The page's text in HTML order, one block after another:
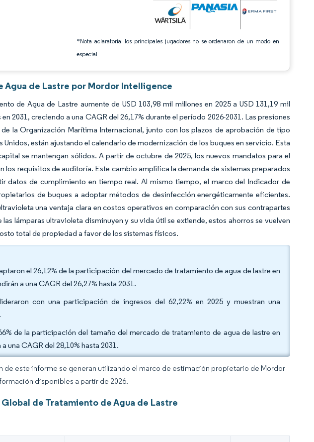
*Nota aclaratoria: los principales jugadores no se ordenaron de un modo en
especial
de Lastre por Mordor Intelligence
de Agua de Lastre aumente de USD 103,98 mil millones en 2025 a USD 131,19 mil
2031, creciendo a una CAGR del 26,17% durante el período 2026-2031. Las presiones
la Organización Marítima Internacional, junto con los plazos de aprobación de tipo
están ajustando el calendario de modernización de los buques en servicio. Esta
se mantengan sólidos. A partir de octubre de 2025, los nuevos mandatos para el
requisitos de auditoría. Este cambio amplifica la demanda de sistemas preparados
datos de cumplimiento en tiempo real. Al mismo tiempo, el marco del Indicador de
de buques a adoptar métodos de desinfección energéticamente eficientes.
una ventaja clara en costos operativos en comparación con sus contrapartes
lámparas ultravioleta disminuyen y su vida útil se extiende, estos ahorros se vuelven
total de propiedad a favor de los sistemas físicos.
el 26,12% de la participación del mercado de tratamiento de agua de lastre en
a una CAGR del 26,27% hasta 2031.
con una participación de ingresos del 62,22% en 2025 y muestran una
de la participación del tamaño del mercado de tratamiento de agua de lastre en
una CAGR del 28,10% hasta 2031.
de este informe se generan utilizando el marco de estimación propietario de Mordor
disponibles a partir de 2026.
de Tratamiento de Agua de Lastre